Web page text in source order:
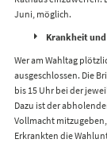
Juni, möglich.
Krankheit
Wer am Wahltag
ausgeschlossen. Die
bis 15 Uhr bei der
Dazu ist der
Vollmacht
Erkrankten die